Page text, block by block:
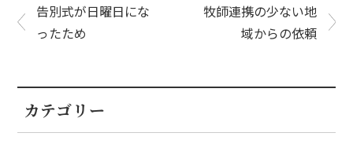
告別式が日曜日にな
ったため
牧師連携の少ない地
域からの依頼
カテゴリー